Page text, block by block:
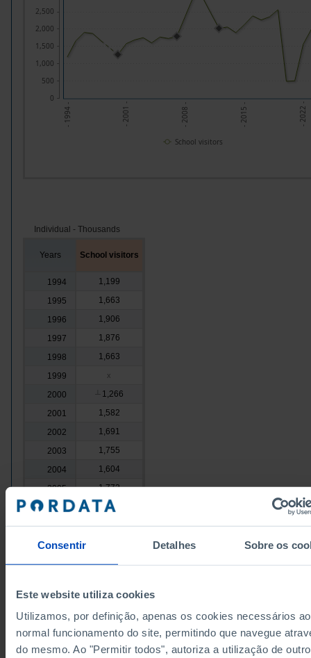
Consentir Detalhes Sobre os
Este website utiliza cookies
Utilizamos, por definição, apenas os cookies necessários ao
normal funcionamento do site, permitindo que navegue
do mesmo. Ao "Permitir todos", autoriza a utilização de
- 1994 - - 2001 - - 2008 - - 2015 - - 2022 -
0
500
1,000
1,500
2,000
2,500
School visitors
Individual - Thousands
Years School visitors
1994
1,199
1995
1,663
1996
1,906
1997
1,876
1998
1,663
1999
x
2000
1,266
2001
1,582
2002
1,691
2003
1,755
2004
1,604
2005
1,772
2006
1,730
2007
┴1,792
2008
2009
2,960
2011
2,477
2012
┴2,025
2013
2,062
Sources/Entities: INE, PORDATA